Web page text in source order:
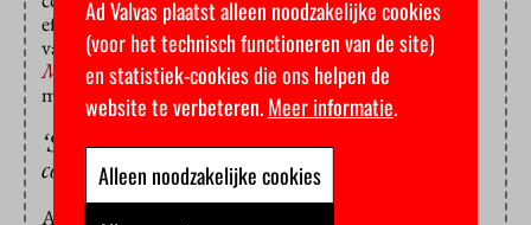
effort, in discussie met elkaar je academische en sociale
vaardigheden ontwikkelen. Een project alsA Broader
Mindkan niet thuis achter je computer, daarvoor
moet je elkaar ontmoeten op de campus.”
‘Studeren doe je niet in je eentje achter een
computerscherm’
Alle universiteiten, ook de VU, hebben de afgelopen
Ad Valvas plaatst alleen noodzakelijke cookies
(voor het technisch functioneren van de site)
en statistiek-cookies die ons helpen de
website te verbeteren.Meer informatie.
Alleen noodzakelijke cookies